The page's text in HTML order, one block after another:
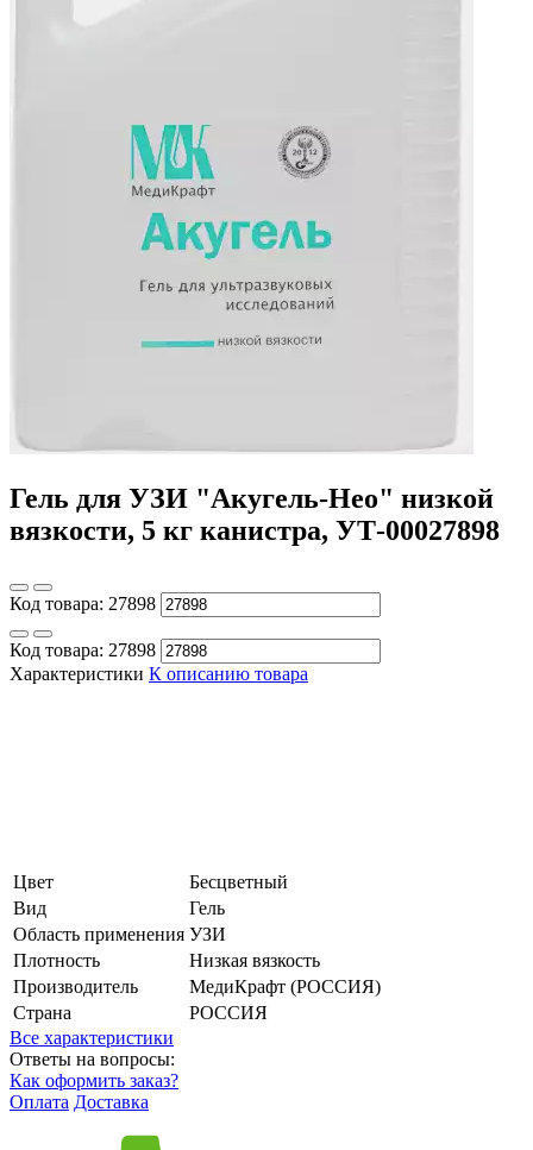
Гель для УЗИ "Акугель-Нео" низкой
вязкости, 5 кг канистра, УТ-00027898
Код товара: 27898
Код товара: 27898
Характеристики К описанию товара
Цвет
Бесцветный
Вид
Гель
Область применения УЗИ
Плотность
Низкая вязкость
Производитель
МедиКрафт (РОССИЯ)
Страна
РОССИЯ
Все характеристики
Ответы на вопросы:
Как оформить заказ?
Оплата Доставка